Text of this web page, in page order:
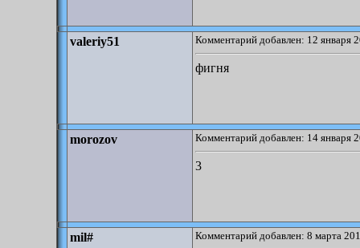
valeriy51 Комментарий добавлен: 12 января
фигня
morozov Комментарий добавлен: 14 января
3
mil# Комментарий добавлен: 8 марта